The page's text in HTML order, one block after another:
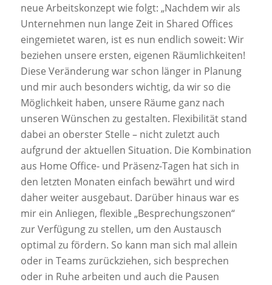
neue Arbeitskonzept wie folgt: „Nachdem wir als
Unternehmen nun lange Zeit in Shared Offices
eingemietet waren, ist es nun endlich soweit: Wir
beziehen unsere ersten, eigenen Räumlichkeiten!
Diese Veränderung war schon länger in Planung
und mir auch besonders wichtig, da wir so die
Möglichkeit haben, unsere Räume ganz nach
unseren Wünschen zu gestalten. Flexibilität stand
dabei an oberster Stelle – nicht zuletzt auch
aufgrund der aktuellen Situation. Die Kombination
aus Home Office- und Präsenz-Tagen hat sich in
den letzten Monaten einfach bewährt und wird
daher weiter ausgebaut. Darüber hinaus war es
mir ein Anliegen, flexible „Besprechungszonen“
zur Verfügung zu stellen, um den Austausch
optimal zu fördern. So kann man sich mal allein
oder in Teams zurückziehen, sich besprechen
oder in Ruhe arbeiten und auch die Pausen